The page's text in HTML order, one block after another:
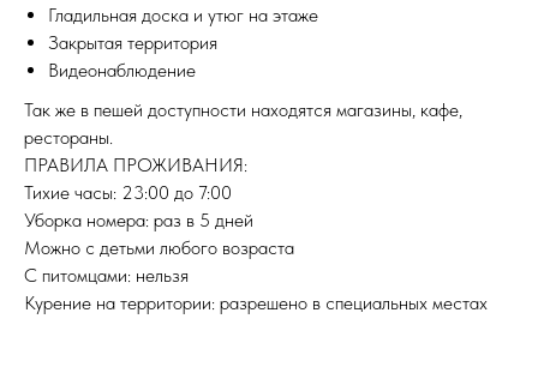
Гладильная доска и утюг на этаже
Закрытая территория
Видеонаблюдение
Так же в пешей доступности находятся магазины, кафе,
рестораны.
ПРАВИЛА ПРОЖИВАНИЯ:
Тихие часы: 23:00 до 7:00
Уборка номера: раз в 5 дней
Можно с детьми любого возраста
С питомцами: нельзя
Курение на территории: разрешено в специальных местах